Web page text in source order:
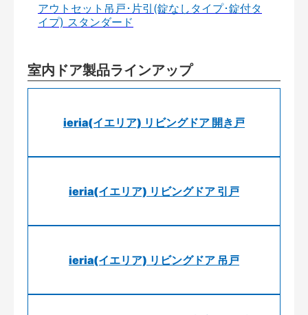
アウトセット吊戸･片引(錠なしタイプ･錠付タ
イプ) スタンダード
室内ドア製品ラインアップ
ieria(イエリア) リビングドア 開き戸
ieria(イエリア) リビングドア 引戸
ieria(イエリア) リビングドア 吊戸